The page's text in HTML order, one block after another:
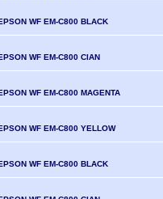
WF EM-C800 BLACK
WF EM-C800 CIAN
WF EM-C800 MAGENTA
WF EM-C800 YELLOW
WF EM-C800 BLACK